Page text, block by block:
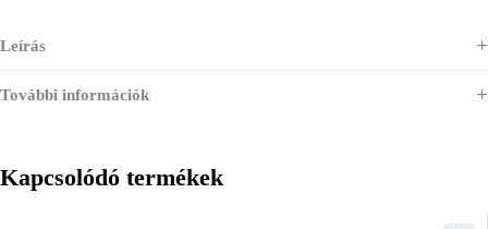
Leírás
További információk
Kapcsolódó termékek